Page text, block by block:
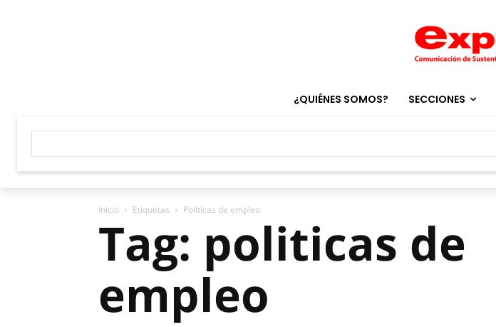
¿QUIÉNES SOMOS? SECCIONES
Inicio Etiquetas Politicas de empleo
Tag: politicas de
empleo